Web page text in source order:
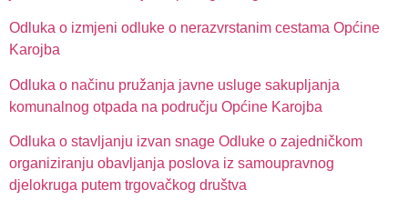
Odluka o izmjeni odluke o nerazvrstanim cestama Općine
Karojba
Odluka o načinu pružanja javne usluge sakupljanja
komunalnog otpada na području Općine Karojba
Odluka o stavljanju izvan snage Odluke o zajedničkom
organiziranju obavljanja poslova iz samoupravnog
djelokruga putem trgovačkog društva